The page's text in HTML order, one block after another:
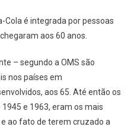
Cola é integrada por pessoas
aos 60 anos.
– segundo a OMS são
nos países em
aos 65. Até então os
e 1963, eram os mais
ao fato de terem cruzado a